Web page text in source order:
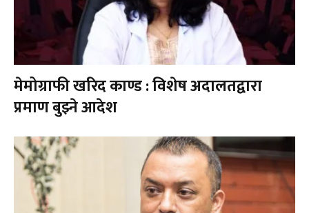
मेमोग्राफी खरिद काण्ड : विशेष अदालतद्वारा
प्रमाण बुझ्ने आदेश